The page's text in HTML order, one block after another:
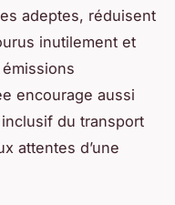
adeptes, réduisent
inutilement et
encourage aussi
du transport
attentes d’une